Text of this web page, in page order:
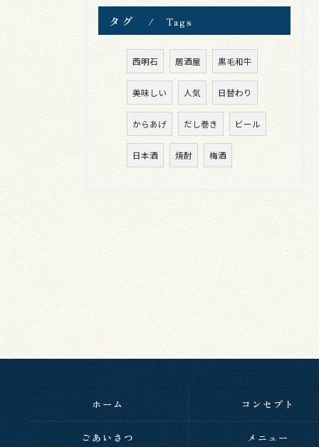
タグ Tags
西明石 居酒屋 黒毛和牛
美味しい 人気 日替わり
からあげ だし巻き ビール
日本酒 焼酎 梅酒
ホーム コンセプト
ごあいさつ メニュー